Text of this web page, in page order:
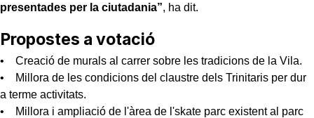
presentades per la ciutadania”, ha dit.
Propostes a votació
• Creació de murals al carrer sobre les tradicions de la Vila.
• Millora de les condicions del claustre dels Trinitaris per dur
a terme activitats.
• Millora i ampliació de l'àrea de l'skate parc existent al parc